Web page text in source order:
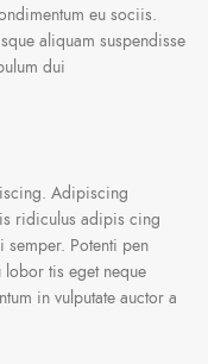
eu sociis.
aliquam suspendisse
dui
Adipiscing
ridiculus adipis cing
semper. Potenti pen
tis eget neque
in vulputate auctor a